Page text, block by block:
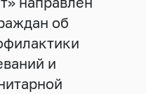
об
и